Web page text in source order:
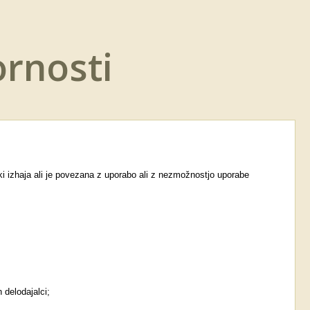
ali je povezana z uporabo ali z nezmožnostjo uporabe
delodajalci;